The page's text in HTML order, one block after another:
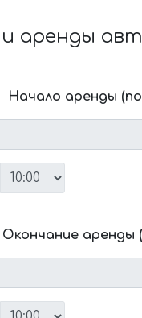
Начало аренды
Окончание аренды